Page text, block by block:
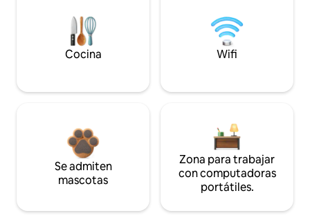
Cocina Wifi
Se admiten
mascotas
Zona para trabajar
con computadoras
portátiles.